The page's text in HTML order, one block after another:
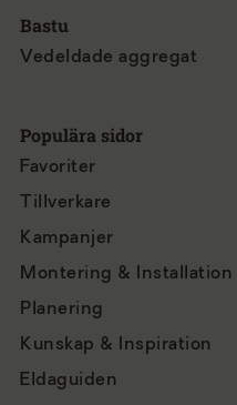
Bastu
Vedeldade aggregat
Populära sidor
Favoriter
Tillverkare
Kampanjer
Montering & Installation
Planering
Kunskap & Inspiration
Eldaguiden